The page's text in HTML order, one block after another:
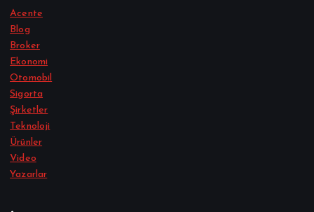
Acente
Blog
Broker
Ekonomi
Otomobil
Sigorta
Şirketler
Teknoloji
Ürünler
Video
Yazarlar